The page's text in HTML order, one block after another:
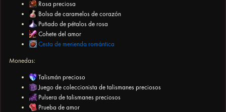
Rosa preciosa
Bolsa de caramelos de corazón
Puñado de pétalos de rosa
Cohete del amor
Cesta de merienda romántica
Monedas:
Talismán precioso
Juego de coleccionista de talismanes preciosos
Pulsera de talismanes preciosos
Prueba de amor